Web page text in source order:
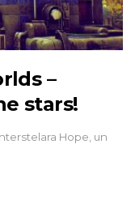
–
stars!
Hope, un